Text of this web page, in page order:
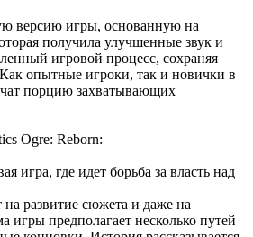
версию игры, основанную на
получила улучшенные звук и
игровой процесс, сохраняя
опытные игроки, так и новички в
порцию захватывающих
Ogre: Reborn:
игра, где идет борьба за власть над
развитие сюжета и даже на
игры предполагает несколько путей